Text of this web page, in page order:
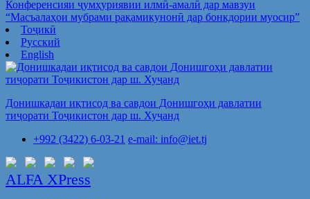
Конференсияи ҷумҳуриявии илмӣ-амалӣ дар мавзуи
“Масъалаҳои мубрами рақамикунонӣ дар бонкдории муосир”
Тоҷикӣ
Русский
English
Донишкадаи иқтисод ва савдои Донишгоҳи давлатии
тиҷорати Тоҷикистон дар ш. Хуҷанд
+992 (3422) 6-03-21 e-mail: info@iet.tj
ALFA XPress